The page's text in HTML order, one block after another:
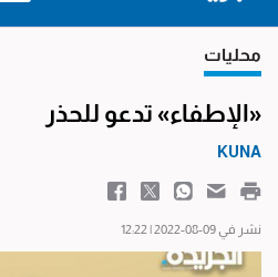
محليات
«الإطفاء» تدعو للحذر
KUNA
نشر في 09-08-2022 | 12:22